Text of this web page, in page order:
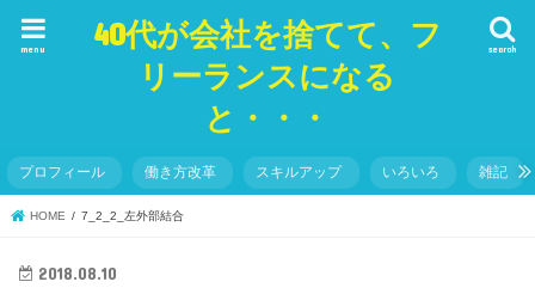
40代が会社を捨てて、フ
リーランスになる
と・・・
search
menu
プロフィール 働き方改革 スキルアップ いろいろ 雑記
HOME 7_2_2_左外部結合
2018.08.10